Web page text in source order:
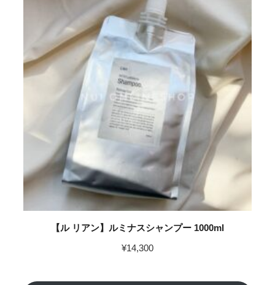
【ル リアン】ルミナスシャンプー 1000ml
¥14,300